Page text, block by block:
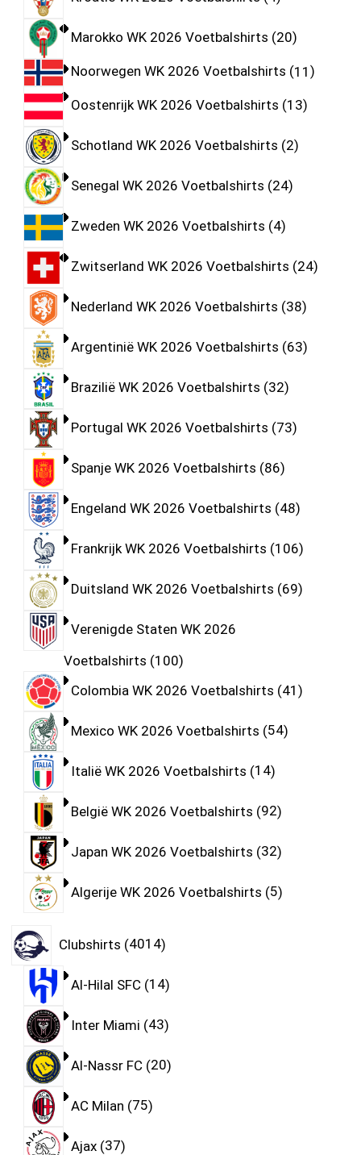
Marokko WK 2026 Voetbalshirts 20
Noorwegen WK 2026 Voetbalshirts 11
Oostenrijk WK 2026 Voetbalshirts 13
Schotland WK 2026 Voetbalshirts 2
Senegal WK 2026 Voetbalshirts 24
Zweden WK 2026 Voetbalshirts 4
Zwitserland WK 2026 Voetbalshirts 24
Nederland WK 2026 Voetbalshirts 38
Argentinië WK 2026 Voetbalshirts 63
Brazilië WK 2026 Voetbalshirts 32
Portugal WK 2026 Voetbalshirts 73
Spanje WK 2026 Voetbalshirts 86
Engeland WK 2026 Voetbalshirts 48
Frankrijk WK 2026 Voetbalshirts 106
Duitsland WK 2026 Voetbalshirts 69
Verenigde Staten WK 2026
Voetbalshirts 100
Colombia WK 2026 Voetbalshirts 41
Mexico WK 2026 Voetbalshirts 54
Italië WK 2026 Voetbalshirts 14
België WK 2026 Voetbalshirts 92
Japan WK 2026 Voetbalshirts 32
Algerije WK 2026 Voetbalshirts 5
Clubshirts 4014
Al-Hilal SFC 14
Inter Miami 43
Al-Nassr FC 20
AC Milan 75
Ajax 37